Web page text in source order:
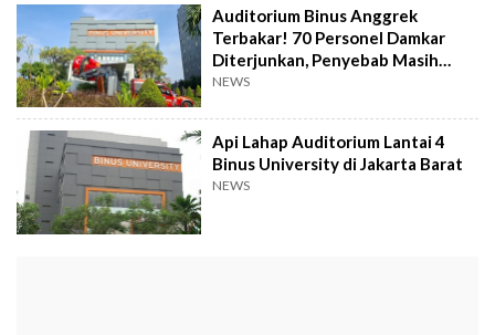
Auditorium Binus Anggrek
Terbakar! 70 Personel Damkar
Diterjunkan, Penyebab Masih
Misteri
NEWS
Api Lahap Auditorium Lantai 4
Binus University di Jakarta Barat
NEWS